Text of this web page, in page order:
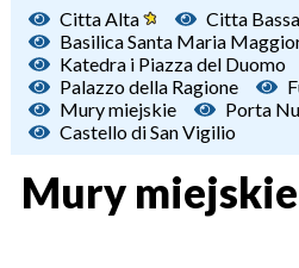
Citta Alta
Citta Bassa
Basilica Santa Maria
Katedra i Piazza del Duomo
Palazzo della Ragione
Mury miejskie
Porta
Castello di San Vigilio
Mury miejskie